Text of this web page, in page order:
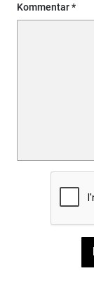
Kommentar